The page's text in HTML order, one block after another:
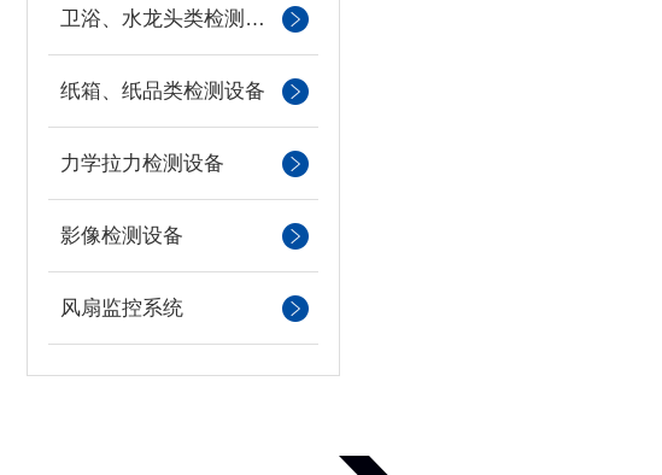
卫浴、水龙头类检测设备
纸箱、纸品类检测设备
力学拉力检测设备
影像检测设备
风扇监控系统